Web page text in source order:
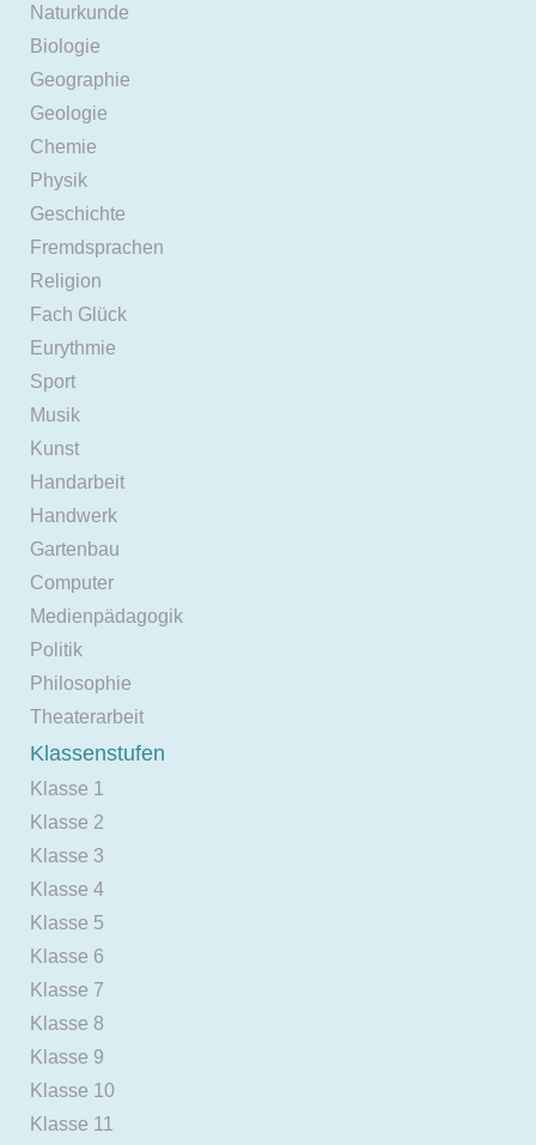
Naturkunde
Biologie
Geographie
Geologie
Chemie
Physik
Geschichte
Fremdsprachen
Religion
Fach Glück
Eurythmie
Sport
Musik
Kunst
Handarbeit
Handwerk
Gartenbau
Computer
Medienpädagogik
Politik
Philosophie
Theaterarbeit
Klassenstufen
Klasse 1
Klasse 2
Klasse 3
Klasse 4
Klasse 5
Klasse 6
Klasse 7
Klasse 8
Klasse 9
Klasse 10
Klasse 11